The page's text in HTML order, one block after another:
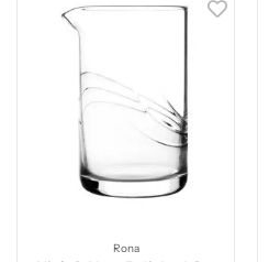
Rona